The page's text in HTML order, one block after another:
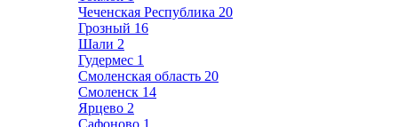
Чеченская Республика 20
Грозный 16
Шали 2
Гудермес 1
Смоленская область 20
Смоленск 14
Ярцево 2
Сафоново 1